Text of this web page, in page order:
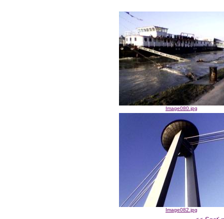
Image080.jpg
Image082.jpg